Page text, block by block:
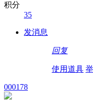
积分
35
发消息
回复
使用道具
000178